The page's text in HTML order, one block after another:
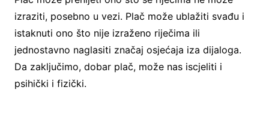
izraziti, posebno u vezi. Plač može ublažiti svađu i
istaknuti ono što nije izraženo riječima ili
jednostavno naglasiti značaj osjećaja iza dijaloga.
Da zaključimo, dobar plač, može nas iscjeliti i
psihički i fizički.